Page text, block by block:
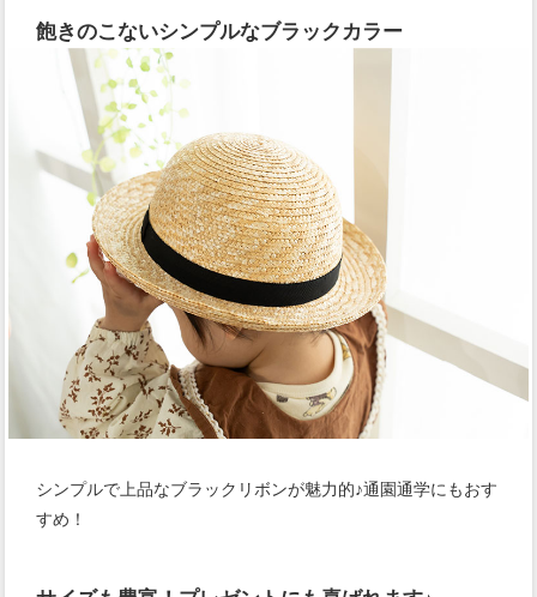
飽きのこないシンプルなブラックカラー
シンプルで上品なブラックリボンが魅力的♪通園通学にもおす
すめ！